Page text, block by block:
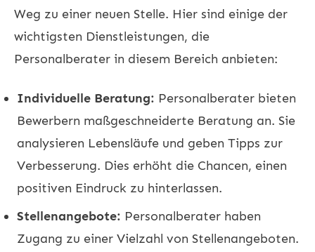
Weg zu einer neuen Stelle. Hier sind einige der
wichtigsten Dienstleistungen, die
Personalberater in diesem Bereich anbieten:
Individuelle Beratung: Personalberater bieten
Bewerbern maßgeschneiderte Beratung an. Sie
analysieren Lebensläufe und geben Tipps zur
Verbesserung. Dies erhöht die Chancen, einen
positiven Eindruck zu hinterlassen.
Stellenangebote: Personalberater haben
Zugang zu einer Vielzahl von Stellenangeboten.